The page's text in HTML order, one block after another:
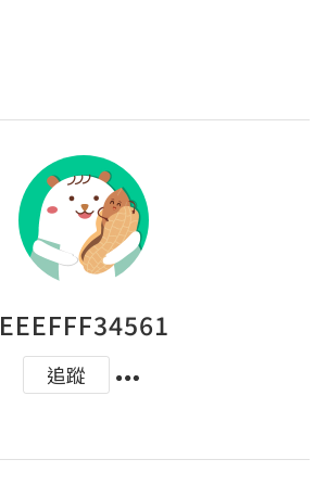
EEEFFF34561
追蹤